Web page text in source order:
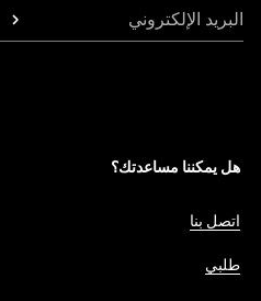
البريد الإلكتروني
هل يمكننا مساعدتك؟
اتصل بنا
طلبي